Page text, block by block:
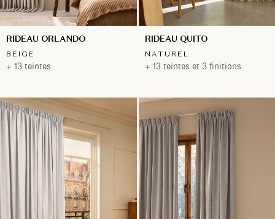
RIDEAU ORLANDO
BEIGE
+ 13 teintes
RIDEAU QUITO
NATUREL
+ 13 teintes et 3 finitions